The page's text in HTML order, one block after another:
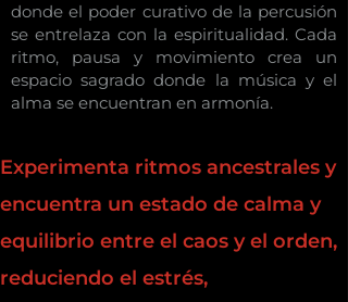
donde el poder curativo de la percusión
se entrelaza con la espiritualidad. Cada
ritmo, pausa y movimiento crea un
espacio sagrado donde la música y el
alma se encuentran en armonía.
Experimenta ritmos ancestrales y
encuentra un estado de calma y
equilibrio entre el caos y el orden,
reduciendo el estrés,